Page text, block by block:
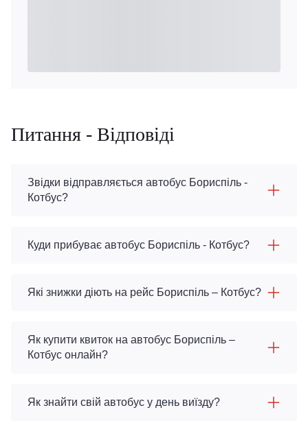
Питання - Відповіді
Звідки відправляється автобус Бориспіль -
Котбус?
Куди прибуває автобус Бориспіль - Котбус?
Які знижки діють на рейс Бориспіль – Котбус?
Як купити квиток на автобус Бориспіль –
Котбус онлайн?
Як знайти свій автобус у день виїзду?